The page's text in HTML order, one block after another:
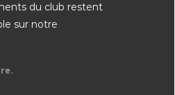
du club restent
sur notre